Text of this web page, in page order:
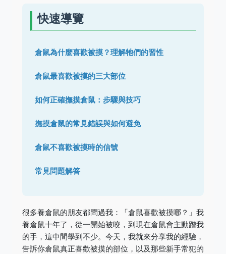
快速導覽
倉鼠為什麼喜歡被摸？理解牠們的習性
倉鼠最喜歡被摸的三大部位
如何正確撫摸倉鼠：步驟與技巧
撫摸倉鼠的常見錯誤與如何避免
倉鼠不喜歡被摸時的信號
常見問題解答
很多養倉鼠的朋友都問過我：「倉鼠喜歡被摸哪？」我
養倉鼠十年了，從一開始被咬，到現在倉鼠會主動蹭我
的手，這中間學到不少。今天，我就來分享我的經驗，
告訴你倉鼠真正喜歡被摸的部位，以及那些新手常犯的